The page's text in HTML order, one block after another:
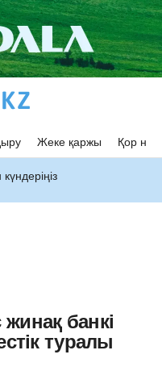
Жеке қаржы Қор
банкі
туралы